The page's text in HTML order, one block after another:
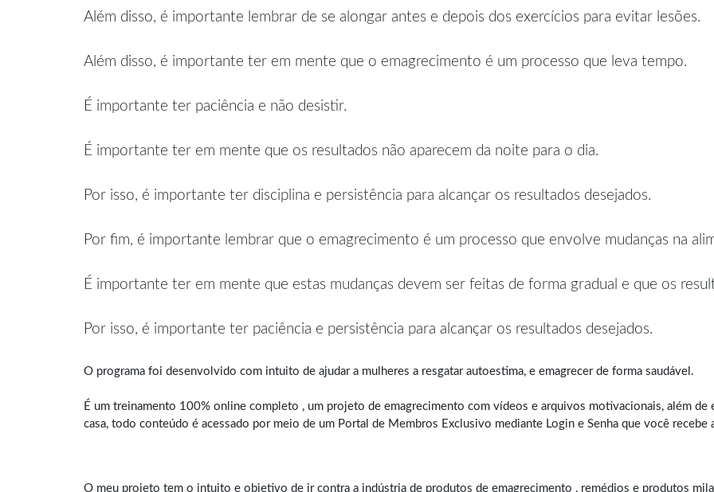
Além disso, é importante lembrar de se alongar antes e depois dos exercícios para evitar lesões.
Além disso, é importante ter em mente que o emagrecimento é um processo que leva tempo.
É importante ter paciência e não desistir.
É importante ter em mente que os resultados não aparecem da noite para o dia.
Por isso, é importante ter disciplina e persistência para alcançar os resultados desejados.
Por fim, é importante lembrar que o emagrecimento é um processo que envolve mudanças na
É importante ter em mente que estas mudanças devem ser feitas de forma gradual e que os
Por isso, é importante ter paciência e persistência para alcançar os resultados desejados.
O programa foi desenvolvido com intuito de ajudar a mulheres a resgatar autoestima, e emagrecer de forma saudável .
É um treinamento 100% online completo , um projeto de emagrecimento com vídeos e arquivos motivacionais, além de
casa, todo conteúdo é acessado por meio de um Portal de Membros Exclusivo mediante Login e Senha que você recebe
O meu projeto tem o intuito e objetivo de ir contra a indústria de produtos de emagrecimento , remédios e produtos